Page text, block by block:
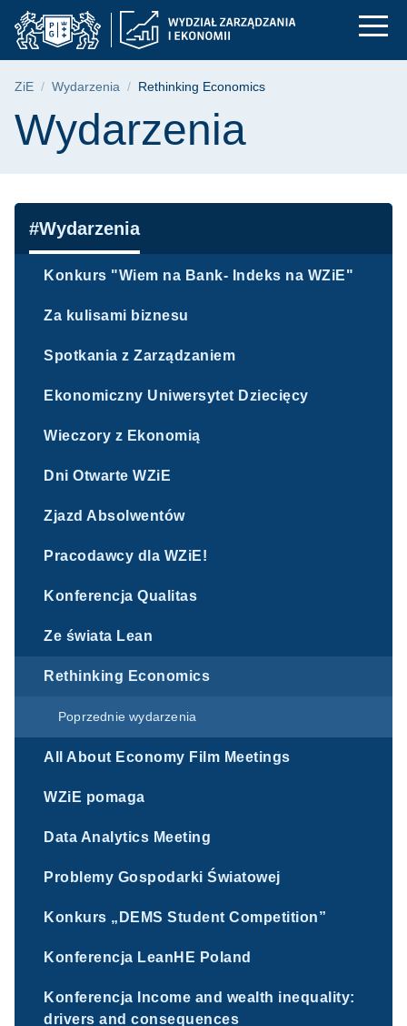
Przejdź
do
menu
Przejdź
do
wyszukiwarki
Przejdź
do
treści
Rethinking
Ścieżka nawigacyjna
ZiE Wydarzenia Rethinking Economics
Treść strony
Wydarzenia
Nawigacja
#Wydarzenia
Konkurs "Wiem na Bank- Indeks na WZiE"
Za kulisami biznesu
Spotkania z Zarządzaniem
Ekonomiczny Uniwersytet Dziecięcy
Wieczory z Ekonomią
Dni Otwarte WZiE
Zjazd Absolwentów
Pracodawcy dla WZiE!
Konferencja Qualitas
Ze świata Lean
Rethinking Economics
Poprzednie wydarzenia
All About Economy Film Meetings
WZiE pomaga
Data Analytics Meeting
Problemy Gospodarki Światowej
Konkurs „DEMS Student Competition”
Konferencja LeanHE Poland
Konferencja Income and wealth inequality:
drivers and consequences